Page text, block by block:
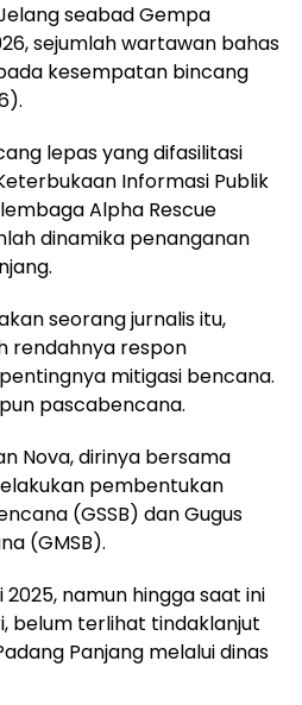
Jelang seabad Gempa
sejumlah wartawan bahas
kesempatan bincang
lepas yang difasilitasi
Informasi Publik
Alpha Rescue
dinamika penanganan
seorang jurnalis itu,
rendahnya respon
mitigasi bencana.
pascabencana.
Nova, dirinya bersama
pembentukan
(GSSB) dan Gugus
(GMSB).
namun hingga saat ini
belum terlihat tindaklanjut
Panjang melalui dinas